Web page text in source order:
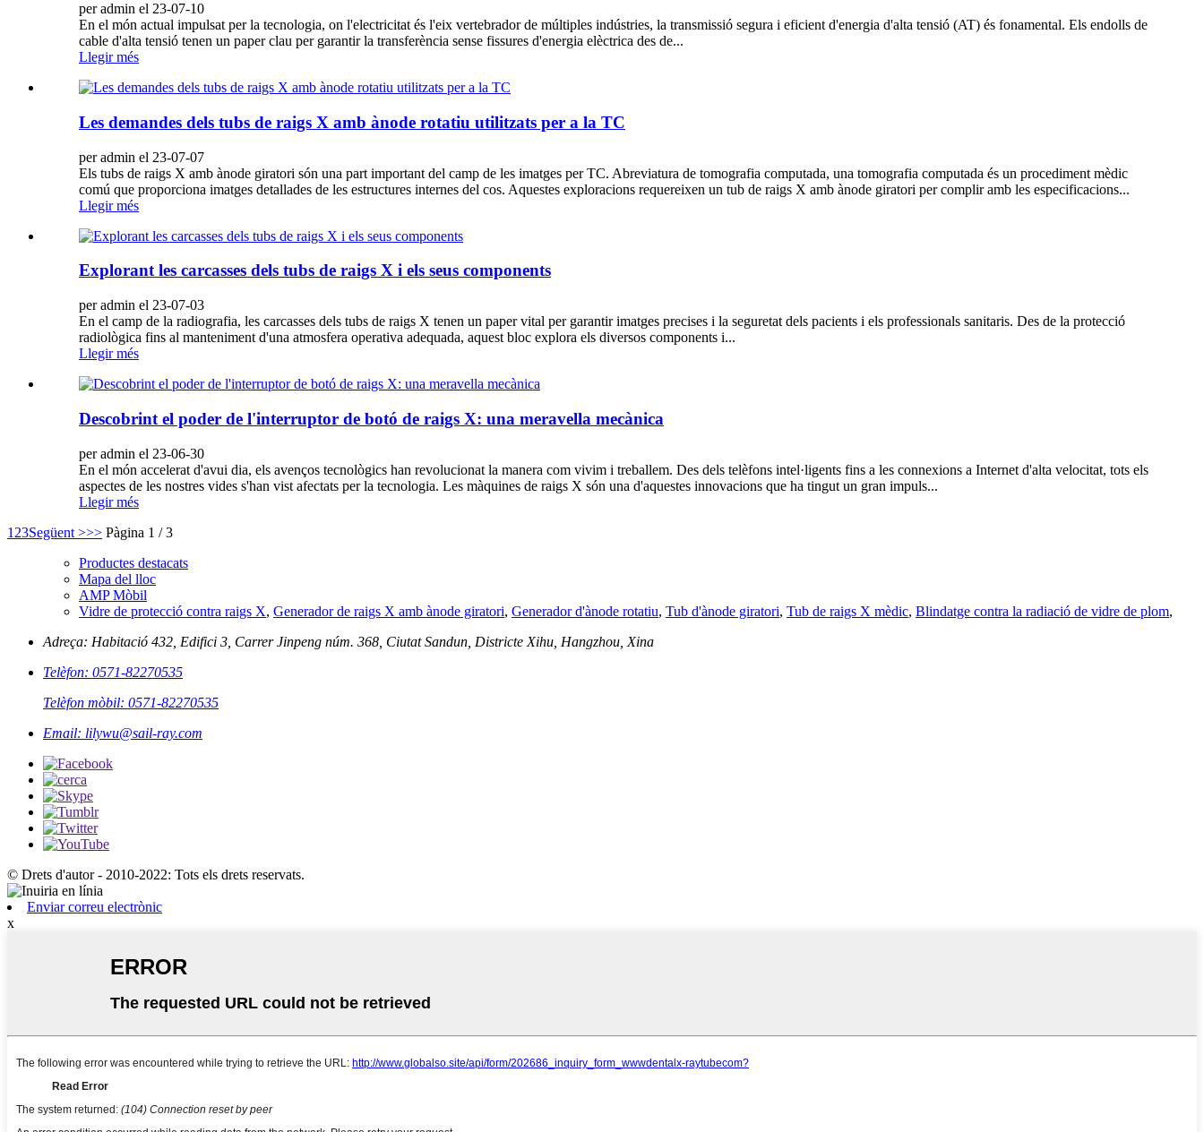
per admin el 23-07-10
En el món actual impulsat per la tecnologia, on l'electricitat és l'eix vertebrador de múltiples indústries, la transmissió segura i eficient d'energia d'alta tensió (AT) és fonamental. Els endolls de
cable d'alta tensió tenen un paper clau per garantir la transferència sense fissures d'energia elèctrica des de...
Llegir més
Les demandes dels tubs de raigs X amb ànode rotatiu utilitzats per a la TC
per admin el 23-07-07
Els tubs de raigs X amb ànode giratori són una part important del camp de les imatges per TC. Abreviatura de tomografia computada, una tomografia computada és un procediment mèdic
comú que proporciona imatges detallades de les estructures internes del cos. Aquestes exploracions requereixen un tub de raigs X amb ànode giratori per complir amb les especificacions...
Llegir més
Explorant les carcasses dels tubs de raigs X i els seus components
per admin el 23-07-03
En el camp de la radiografia, les carcasses dels tubs de raigs X tenen un paper vital per garantir imatges precises i la seguretat dels pacients i els professionals sanitaris. Des de la protecció
radiològica fins al manteniment d'una atmosfera operativa adequada, aquest bloc explora els diversos components i...
Llegir més
Descobrint el poder de l'interruptor de botó de raigs X: una meravella mecànica
per admin el 23-06-30
En el món accelerat d'avui dia, els avenços tecnològics han revolucionat la manera com vivim i treballem. Des dels telèfons intel·ligents fins a les connexions a Internet d'alta velocitat, tots els
aspectes de les nostres vides s'han vist afectats per la tecnologia. Les màquines de raigs X són una d'aquestes innovacions que ha tingut un gran impuls...
Llegir més
1 23Següent >>> Pàgina 1 / 3
Productes destacats
Mapa del lloc
AMP Mòbil
Vidre de protecció contra raigs X, Generador de raigs X amb ànode giratori, Generador d'ànode rotatiu, Tub d'ànode giratori, Tub de raigs X mèdic, Blindatge contra la radiació de vidre de plom,
Adreça: Habitació 432, Edifici 3, Carrer Jinpeng núm. 368, Ciutat Sandun, Districte Xihu, Hangzhou, Xina
Telèfon: 0571-82270535
Telèfon mòbil: 0571-82270535
Email: lilywu@sail-ray.com
© Drets d'autor - 2010-2022: Tots els drets reservats.
Enviar correu electrònic
x